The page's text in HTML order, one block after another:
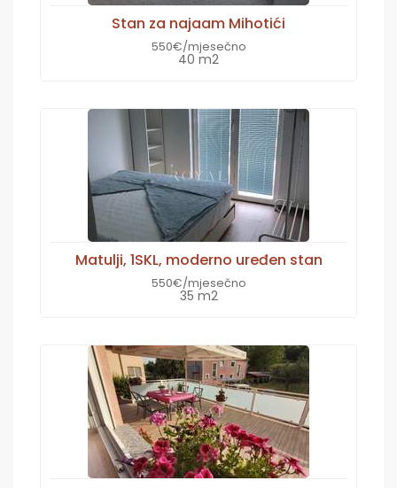
Stan za najaam Mihotići
550€/mjesečno
40 m2
Matulji, 1SKL, moderno uređen stan
550€/mjesečno
35 m2